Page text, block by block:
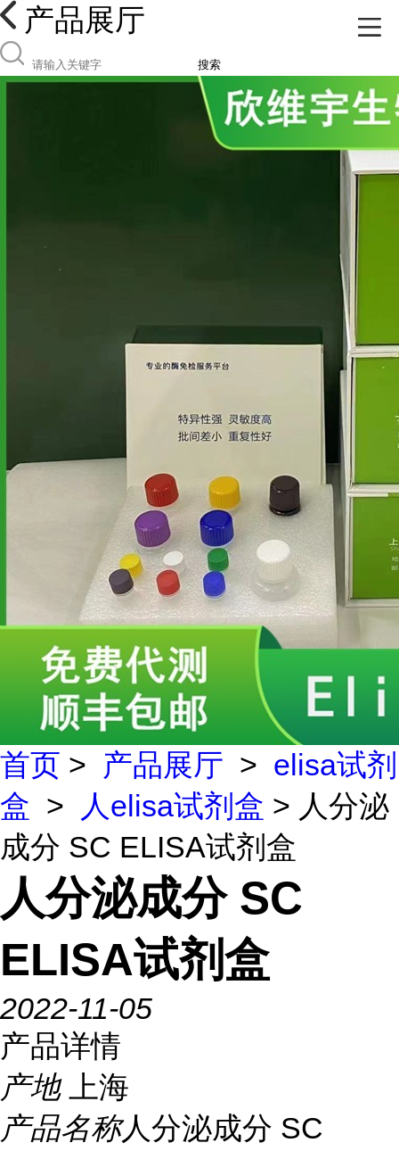
产品展厅
搜索
首页 > 产品展厅 > elisa试剂
盒 > 人elisa试剂盒 > 人分泌
成分 SC ELISA试剂盒
人分泌成分 SC
ELISA试剂盒
2022-11-05
产品详情
产地
上海
产品名称人分泌成分 SC